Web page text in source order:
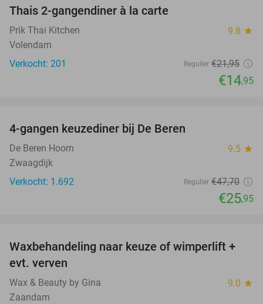
Thais 2-gangendiner à la carte
Prik Thai Kitchen 9.8 star
Volendam
Verkocht: 201
Regulier €21,95
€14,95
4-gangen keuzediner bij De Beren
De Beren Hoorn 9.5 star
Zwaagdijk
Verkocht: 1.692
Regulier €47,70
€25,95
54%
Waxbehandeling naar keuze of wimperlift +
evt. verven
Wax & Beauty by Gina 9.0 star
Zaandam